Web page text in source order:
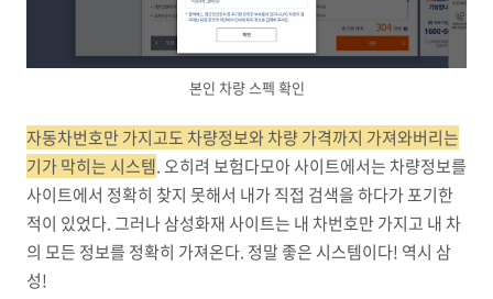
본인 차량 스펙 확인
자동차번호만 가지고도 차량정보와 차량 가격까지 가져와버리는
기가 막히는 시스템. 오히려 보험다모아 사이트에서는 차량정보를
사이트에서 정확히 찾지 못해서 내가 직접 검색을 하다가 포기한
적이 있었다. 그러나 삼성화재 사이트는 내 차번호만 가지고 내 차
의 모든 정보를 정확히 가져온다. 정말 좋은 시스템이다! 역시 삼
성!